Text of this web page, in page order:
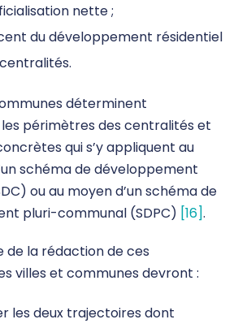
nette ;
du développement résidentiel
déterminent
périmètres des centralités et
qui s’y appliquent au
schéma de développement
ou au moyen d’un schéma de
pluri-communal (SDPC) [16].
de la rédaction de ces
villes et communes devront :
les deux trajectoires dont